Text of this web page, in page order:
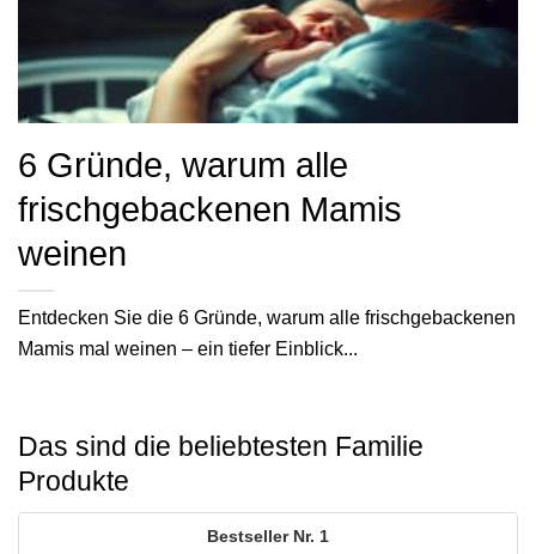
6 Gründe, warum alle
frischgebackenen Mamis
weinen
Entdecken Sie die 6 Gründe, warum alle frischgebackenen
Mamis mal weinen – ein tiefer Einblick...
Das sind die beliebtesten Familie
Produkte
1